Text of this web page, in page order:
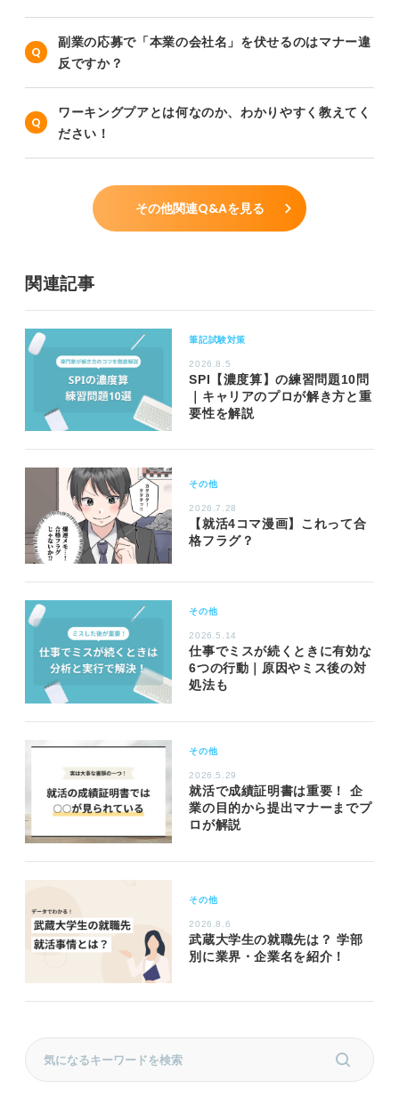
副業の応募で「本業の会社名」を伏せるのはマナー違
反ですか？
ワーキングプアとは何なのか、わかりやすく教えてく
ださい！
その他関連Q&Aを見る
関連記事
筆記試験対策
2026.8.5
SPI【濃度算】の練習問題10問
｜キャリアのプロが解き方と重
要性を解説
その他
2026.7.28
【就活4コマ漫画】これって合
格フラグ？
その他
2026.5.14
仕事でミスが続くときに有効な
6つの行動｜原因やミス後の対
処法も
その他
2026.5.29
就活で成績証明書は重要！ 企
業の目的から提出マナーまでプ
ロが解説
その他
2026.8.6
武蔵大学生の就職先は？ 学部
別に業界・企業名を紹介！